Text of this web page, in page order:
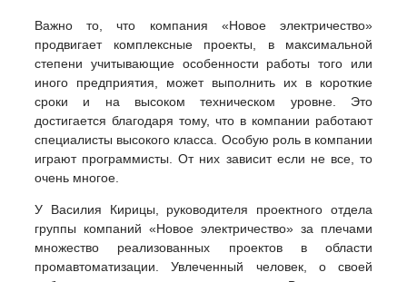
Важно то, что компания «Новое электричество»
продвигает комплексные проекты, в максимальной
степени учитывающие особенности работы того или
иного предприятия, может выполнить их в короткие
сроки и на высоком техническом уровне. Это
достигается благодаря тому, что в компании работают
специалисты высокого класса. Особую роль в компании
играют программисты. От них зависит если не все, то
очень многое.
У Василия Кирицы, руководителя проектного отдела
группы компаний «Новое электричество» за плечами
множество реализованных проектов в области
промавтоматизации. Увлеченный человек, о своей